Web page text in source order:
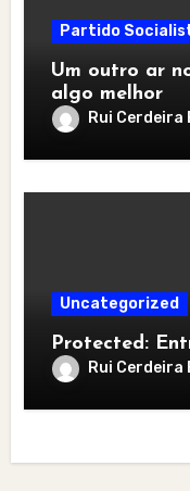
Partido
Um outro ar
algo melhor
Rui Cerdeira
Uncategorized
Protected:
Rui Cerdeira